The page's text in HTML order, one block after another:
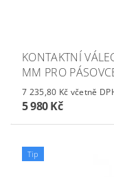
KONTAKTNÍ
MM PRO
7 235,80 Kč včetně
5 980 Kč
Tip